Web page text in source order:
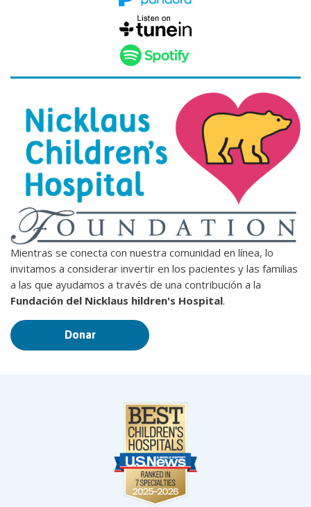
Mientras se conecta con nuestra comunidad en línea, lo
invitamos a considerar invertir en los pacientes y las familias
a las que ayudamos a través de una contribución a la
Fundación del Nicklaus hildren's Hospital.
Donar